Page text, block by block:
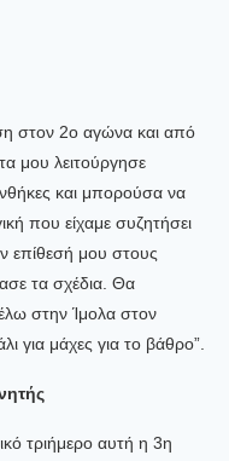
στον 2ο αγώνα και από
μου λειτούργησε
και μπορούσα να
που είχαμε συζητήσει
επίθεσή μου στους
τα σχέδια. Θα
στην Ίμολα στον
για μάχες για το βάθρο”.
τριήμερο αυτή η 3η